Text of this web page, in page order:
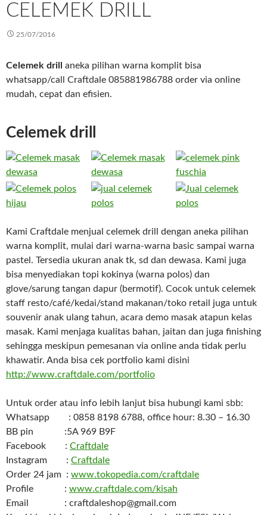
CELEMEK DRILL
25/07/2016
Celemek drill
aneka pilihan warna komplit bisa
whatsapp/call Craftdale 085881986788 order via online
mudah, cepat dan efisien.
Celemek drill
Kami Craftdale menjual celemek drill dengan aneka pilihan
warna komplit, mulai dari warna-warna basic sampai warna
pastel. Tersedia ukuran anak tk, sd dan dewasa. Kami juga
bisa menyediakan topi kokinya (warna polos) dan
glove/sarung tangan dapur (bermotif). Cocok untuk celemek
staff resto/café/kedai/stand makanan/toko retail juga untuk
souvenir anak ulang tahun, acara demo masak atapun kelas
masak. Kami menjaga kualitas bahan, jaitan dan juga finishing
sehingga meskipun pemesanan via online anda tidak perlu
khawatir. Anda bisa cek portfolio kami disini
http://www.craftdale.com/portfolio
Untuk order atau info lebih lanjut bisa hubungi kami sbb:
Whatsapp : 0858 8198 6788, office hour: 8.30 – 16.30
BB pin :5A 969 B9F
Facebook : Craftdale
Instagram : Craftdale
Order 24 jam : www.tokopedia.com/craftdale
Profile : www.craftdale.com/kisah
Email : craftdaleshop@gmail.com